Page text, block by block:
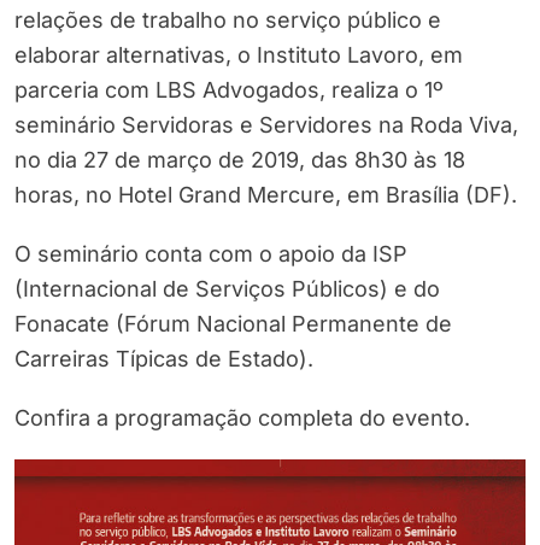
relações de trabalho no serviço público e
elaborar alternativas, o Instituto Lavoro, em
parceria com LBS Advogados, realiza o 1º
seminário Servidoras e Servidores na Roda Viva,
no dia 27 de março de 2019, das 8h30 às 18
horas, no Hotel Grand Mercure, em Brasília (DF).
O seminário conta com o apoio da ISP
(Internacional de Serviços Públicos) e do
Fonacate (Fórum Nacional Permanente de
Carreiras Típicas de Estado).
Confira a programação completa do evento.